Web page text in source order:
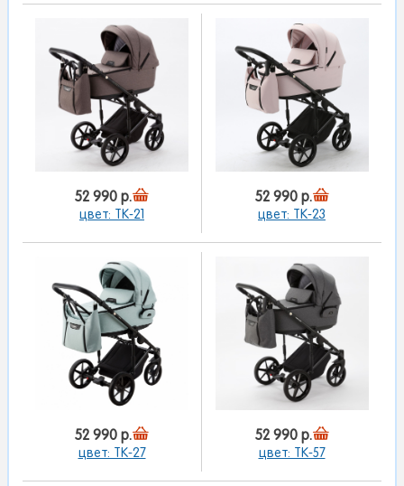
52 990 р.
цвет: TK-21
52 990 р.
цвет: TK-23
52 990 р.
цвет: TK-27
52 990 р.
цвет: TK-57